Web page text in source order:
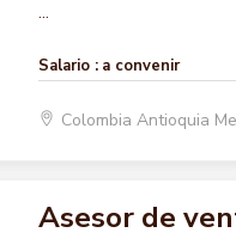
...
Salario : a convenir
Colombia Antioquia
Asesor de